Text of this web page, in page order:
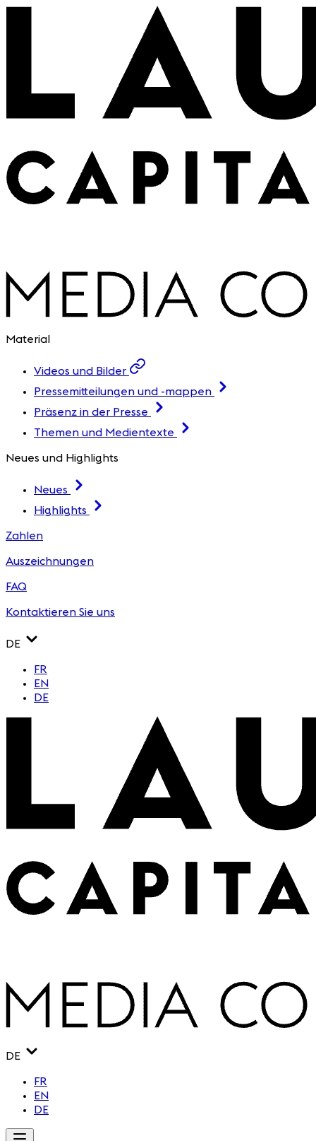
Material
Videos und Bilder
Pressemitteilungen und -mappen
Präsenz in der Presse
Themen und Medientexte
Neues und Highlights
Neues
Highlights
Zahlen
Auszeichnungen
FAQ
Kontaktieren Sie uns
DE
FR
EN
DE
DE
FR
EN
DE